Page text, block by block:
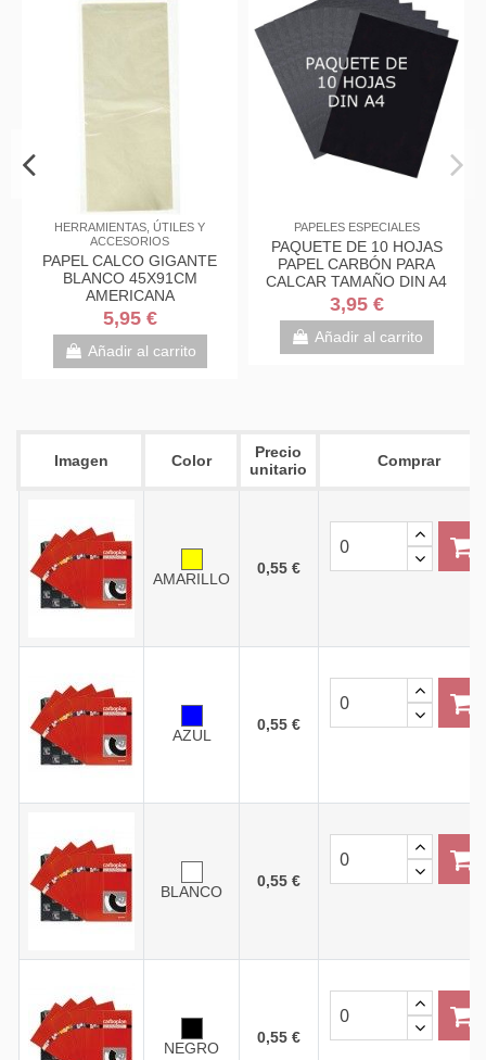
VEGETAL
carrito
PAPELES ESPECIALES
LAMINAS PAPEL VEGETAL
LISO A4
Añadir al carrito
HERRAMIENTAS,
PAPEL CALCO
BLANCO
5,95 €
Añadir al
Imagen Color
Precio
unitario
Comprar
AMARILLO
0,55 €
AZUL
0,55 €
BLANCO
0,55 €
NEGRO
0,55 €